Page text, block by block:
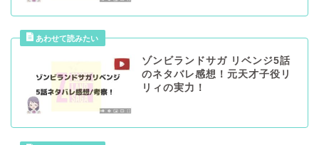
ゾンビランドサガ リベンジ5話
のネタバレ感想！元天才子役リ
リィの実力！